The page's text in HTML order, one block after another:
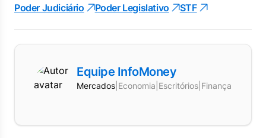
Poder Judiciário
Poder Legislativo STF
Equipe InfoMoney
Mercados Economia Escritórios Finanças